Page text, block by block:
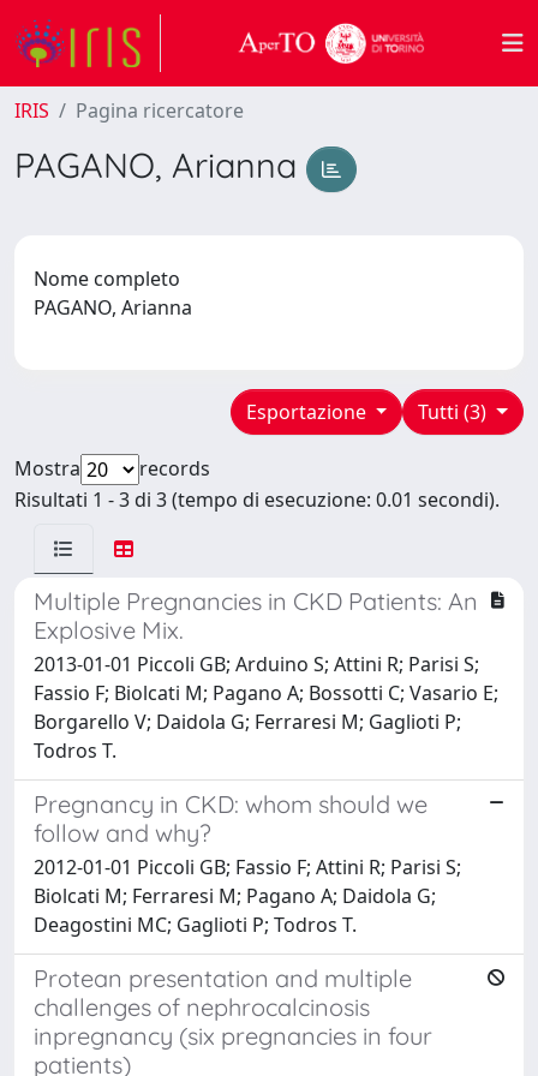
IRIS Pagina ricercatore
PAGANO, Arianna
Nome completo
PAGANO, Arianna
Tutti (3)
Esportazione
Mostra
records
Risultati 1 - 3 di 3 (tempo di esecuzione: 0.01 secondi).
Multiple Pregnancies in CKD Patients: An
Explosive Mix.
2013-01-01 Piccoli GB; Arduino S; Attini R; Parisi S;
Fassio F; Biolcati M; Pagano A; Bossotti C; Vasario E;
Borgarello V; Daidola G; Ferraresi M; Gaglioti P;
Todros T.
Pregnancy in CKD: whom should we
follow and why?
2012-01-01 Piccoli GB; Fassio F; Attini R; Parisi S;
Biolcati M; Ferraresi M; Pagano A; Daidola G;
Deagostini MC; Gaglioti P; Todros T.
Protean presentation and multiple
challenges of nephrocalcinosis
inpregnancy (six pregnancies in four
patients)